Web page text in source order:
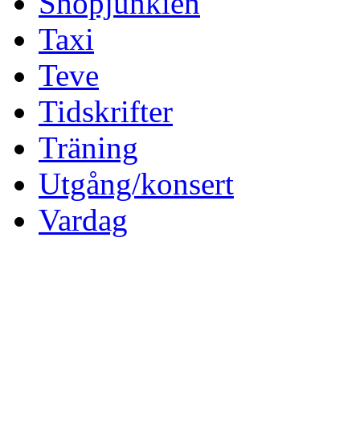
Taxi
Teve
Tidskrifter
Träning
Utgång/konsert
Vardag